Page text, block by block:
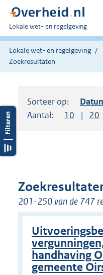
U
bent
hier:
Lokale wet- en regelgeving
Lokale wet- en regelgeving
Zoekresultaten
Sorteer op:
Aantal:
Toon
10 20
201-250 van de 747
handhaving
gemeente